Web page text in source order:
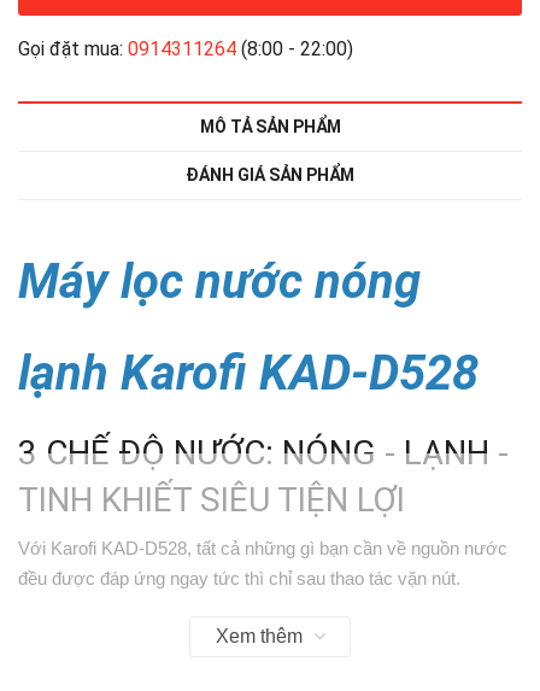
Gọi đặt mua: 0914311264 (8:00 - 22:00)
MÔ TẢ SẢN PHẨM
ĐÁNH GIÁ SẢN PHẨM
Máy lọc nước nóng
lạnh Karofi KAD-D528
3 CHẾ ĐỘ NƯỚC: NÓNG - LẠNH -
TINH KHIẾT SIÊU TIỆN LỢI
Với Karofi KAD-D528, tất cả những gì bạn cần về nguồn nước
đều được đáp ứng ngay tức thì chỉ sau thao tác vặn nút.
Xem thêm